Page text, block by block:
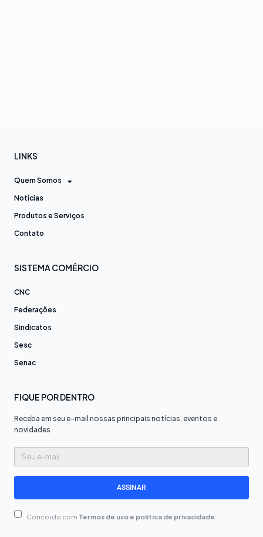
LINKS
Quem Somos
Notícias
Produtos e Serviços
Contato
SISTEMA COMÉRCIO
CNC
Federações
Sindicatos
Sesc
Senac
FIQUE POR DENTRO
Receba em seu e-mail nossas principais notícias, eventos e
novidades
Seu
e-
ASSINAR
Concordo com Termos de uso e política de privacidade